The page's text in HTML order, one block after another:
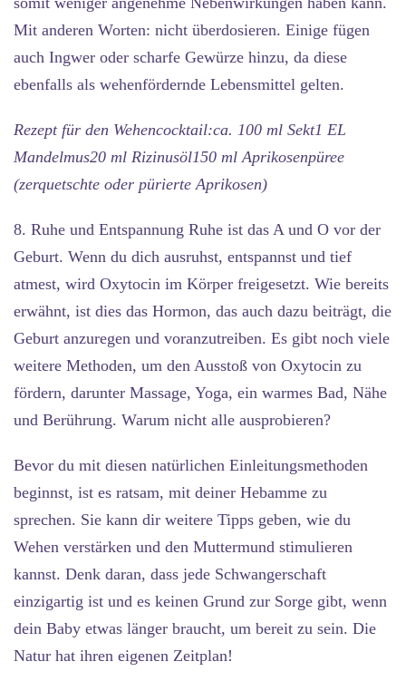
Mit anderen Worten: nicht überdosieren. Einige fügen
auch Ingwer oder scharfe Gewürze hinzu, da diese
ebenfalls als wehenfördernde Lebensmittel gelten.
Rezept für den Wehencocktail:ca. 100 ml Sekt1 EL
Mandelmus20 ml Rizinusöl150 ml Aprikosenpüree
(zerquetschte oder pürierte Aprikosen)
8. Ruhe und Entspannung Ruhe ist das A und O vor der
Geburt. Wenn du dich ausruhst, entspannst und tief
atmest, wird Oxytocin im Körper freigesetzt. Wie bereits
erwähnt, ist dies das Hormon, das auch dazu beiträgt, die
Geburt anzuregen und voranzutreiben. Es gibt noch viele
weitere Methoden, um den Ausstoß von Oxytocin zu
fördern, darunter Massage, Yoga, ein warmes Bad, Nähe
und Berührung. Warum nicht alle ausprobieren?
Bevor du mit diesen natürlichen Einleitungsmethoden
beginnst, ist es ratsam, mit deiner Hebamme zu
sprechen. Sie kann dir weitere Tipps geben, wie du
Wehen verstärken und den Muttermund stimulieren
kannst. Denk daran, dass jede Schwangerschaft
einzigartig ist und es keinen Grund zur Sorge gibt, wenn
dein Baby etwas länger braucht, um bereit zu sein. Die
Natur hat ihren eigenen Zeitplan!